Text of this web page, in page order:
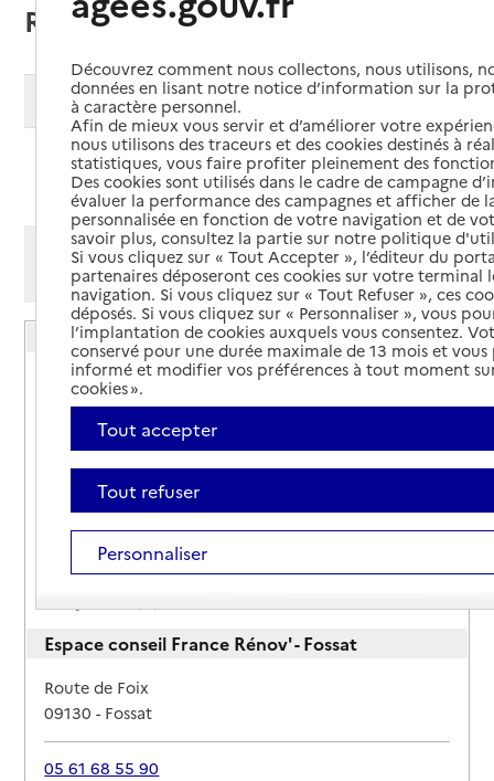
Rénov'
Modifier ma recherche
Ajouter cette recherche aux favoris
Afficher les résultats par:
Mode liste
Mode carte
Espace conseil France Rénov' - Foix
Adresse
10 rue Rhin-et-Danube
09000-Foix
Contact
Site internet
Source des données : Annuaire de l'administration - Base de
Espace conseil France Rénov' - Fossat
Adresse
Route de Foix
09130-Fossat
05 61 68 55 90
Découvrez comment nous collectons, nous utilisons,
données en lisant notre notice d’information sur la
à caractère personnel.
Afin de mieux vous servir et d’améliorer votre
nous utilisons des traceurs et des cookies destinés à
statistiques, vous faire profiter pleinement des
Des cookies sont utilisés dans le cadre de campagne
évaluer la performance des campagnes et afficher de
personnalisée en fonction de votre navigation et de
savoir plus, consultez la partie sur notre politique
Si vous cliquez sur « Tout Accepter », l’éditeur du
partenaires déposeront ces cookies sur votre terminal
navigation. Si vous cliquez sur « Tout Refuser », ces
déposés. Si vous cliquez sur « Personnaliser », vous
l’implantation de cookies auxquels vous consentez.
conservé pour une durée maximale de 13 mois et
informé et modifier vos préférences à tout moment
cookies ».
Tout accepter
Tout refuser
Personnaliser